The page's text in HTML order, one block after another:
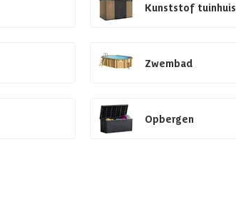
Kunststof tuinhuis
Zwembad
Opbergen